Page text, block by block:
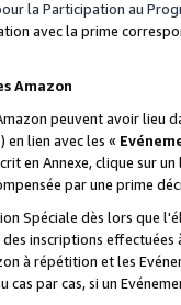
la Participation au
avec la prime
Amazon
peuvent avoir lieu
en lien avec les «
en Annexe, clique sur
par une prime
Spéciale dès lors que
inscriptions
à répétition et les
cas par cas, si un